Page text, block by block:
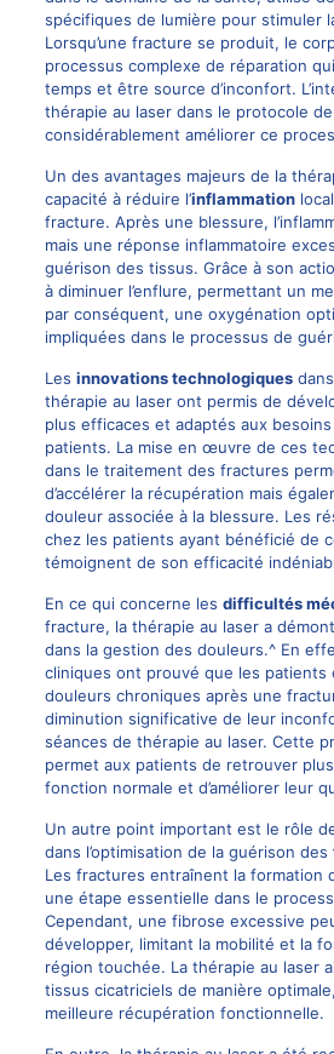
spécifiques de lumière pour stimuler
Lorsqu’une fracture se produit, le
processus complexe de réparation
temps et être source d’inconfort.
thérapie au laser dans le protocole
considérablement améliorer ce
Un des avantages majeurs de la
capacité à réduire l’inflammation
fracture. Après une blessure,
mais une réponse inflammatoire
guérison des tissus. Grâce à son
à diminuer l’enflure, permettant un
par conséquent, une oxygénation
impliquées dans le processus de
Les innovations technologiquesdans
thérapie au laser ont permis de
plus efficaces et adaptés aux
patients. La mise en œuvre de ces
dans le traitement des fractures
d’accélérer la récupération mais
douleur associée à la blessure. Les
chez les patients ayant bénéficié de
témoignent de son efficacité
En ce qui concerne les difficultés
fracture, la thérapie au laser a
dans la gestion des douleurs.^ En
cliniques ont prouvé que les patients
douleurs chroniques après une
diminution significative de leur
séances de thérapie au laser. Cette
permet aux patients de retrouver
fonction normale et d’améliorer leur
Un autre point important est le rôle
dans l’optimisation de la guérison des
Les fractures entraînent la formation
une étape essentielle dans le
Cependant, une fibrose excessive
développer, limitant la mobilité et la
région touchée. La thérapie au laser
tissus cicatriciels de manière
meilleure récupération fonctionnelle.